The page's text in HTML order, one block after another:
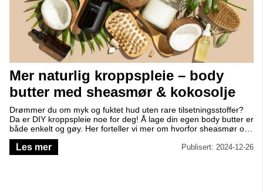
Mer naturlig kroppspleie – body
butter med sheasmør & kokosolje
Drømmer du om myk og fuktet hud uten rare tilsetningsstoffer?
Da er DIY kroppspleie noe for deg! Å lage din egen body butter er
både enkelt og gøy. Her forteller vi mer om hvorfor sheasmør og
kokosolje er stjernene innen naturlig kroppspleie – og gir deg en
herlig oppskrift!
Les mer Publisert: 2024-12-26